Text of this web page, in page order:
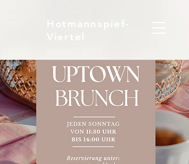
Hotmannspief-